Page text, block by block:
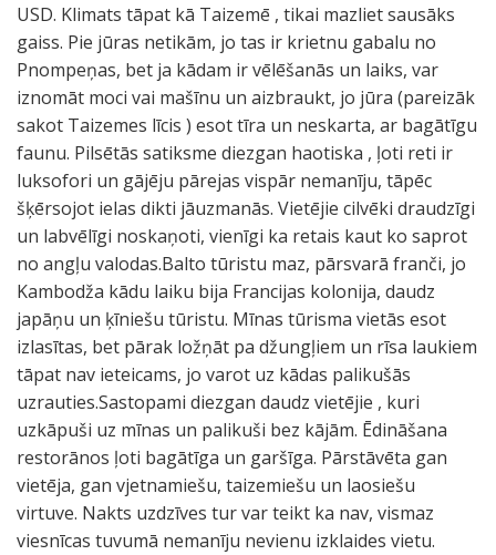
USD. Klimats tāpat kā Taizemē , tikai mazliet sausāks
gaiss. Pie jūras netikām, jo tas ir krietnu gabalu no
Pnompeņas, bet ja kādam ir vēlēšanās un laiks, var
iznomāt moci vai mašīnu un aizbraukt, jo jūra (pareizāk
sakot Taizemes līcis ) esot tīra un neskarta, ar bagātīgu
faunu. Pilsētās satiksme diezgan haotiska , ļoti reti ir
luksofori un gājēju pārejas vispār nemanīju, tāpēc
šķērsojot ielas dikti jāuzmanās. Vietējie cilvēki draudzīgi
un labvēlīgi noskaņoti, vienīgi ka retais kaut ko saprot
no angļu valodas.Balto tūristu maz, pārsvarā franči, jo
Kambodža kādu laiku bija Francijas kolonija, daudz
japāņu un ķīniešu tūristu. Mīnas tūrisma vietās esot
izlasītas, bet pārak ložņāt pa džungļiem un rīsa laukiem
tāpat nav ieteicams, jo varot uz kādas palikušās
uzrauties.Sastopami diezgan daudz vietējie , kuri
uzkāpuši uz mīnas un palikuši bez kājām. Ēdināšana
restorānos ļoti bagātīga un garšīga. Pārstāvēta gan
vietēja, gan vjetnamiešu, taizemiešu un laosiešu
virtuve. Nakts uzdzīves tur var teikt ka nav, vismaz
viesnīcas tuvumā nemanīju nevienu izklaides vietu.